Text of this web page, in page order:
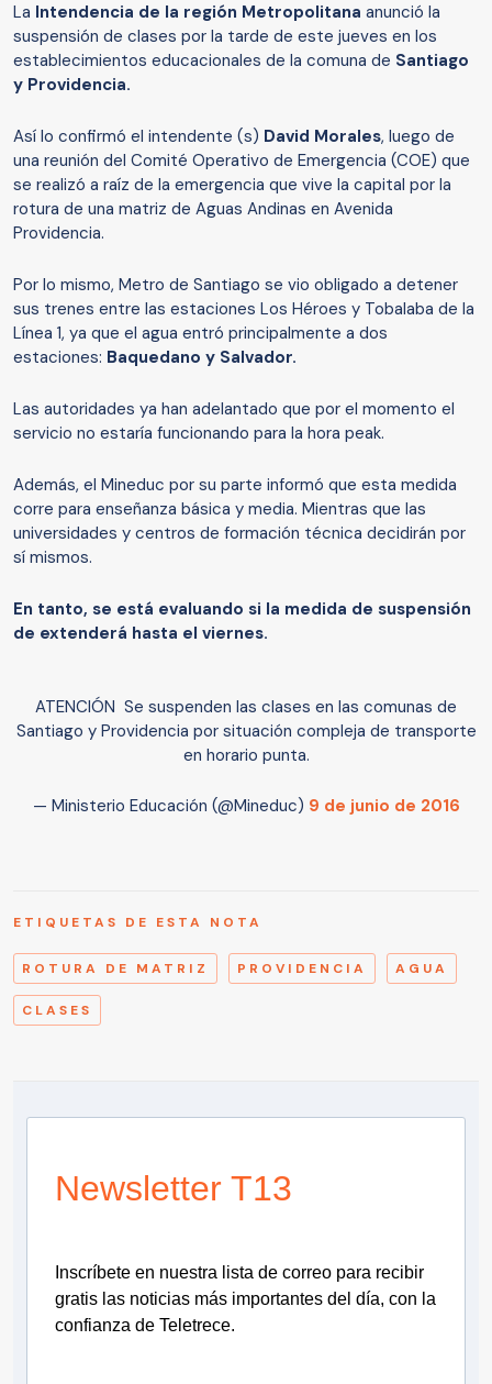
La Intendencia de la región Metropolitana anunció la
suspensión de clases por la tarde de este jueves en los
establecimientos educacionales de la comuna de Santiago
y Providencia.
Así lo confirmó el intendente (s) David Morales, luego de
una reunión del Comité Operativo de Emergencia (COE) que
se realizó a raíz de la emergencia que vive la capital por la
rotura de una matriz de Aguas Andinas en Avenida
Providencia.
Por lo mismo, Metro de Santiago se vio obligado a detener
sus trenes entre las estaciones Los Héroes y Tobalaba de la
Línea 1, ya que el agua entró principalmente a dos
estaciones: Baquedano y Salvador.
Las autoridades ya han adelantado que por el momento el
servicio no estaría funcionando para la hora peak.
Además, el Mineduc por su parte informó que esta medida
corre para enseñanza básica y media. Mientras que las
universidades y centros de formación técnica decidirán por
sí mismos.
En tanto, se está evaluando si la medida de suspensión
de extenderá hasta el viernes.
ATENCIÓN Se suspenden las clases en las comunas de
Santiago y Providencia por situación compleja de transporte
en horario punta.
— Ministerio Educación (@Mineduc) 9 de junio de 2016
ETIQUETAS DE ESTA NOTA
ROTURA DE MATRIZ PROVIDENCIA AGUA
CLASES
Newsletter T13
Inscríbete en nuestra lista de correo para recibir
gratis las noticias más importantes del día, con la
confianza de Teletrece.